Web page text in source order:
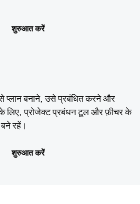
शुरुआत करें
प्लान बनाने, उसे प्रबंधित करने और
लिए, प्रोजेक्ट प्रबंधन टूल और फ़ीचर के
रहें।
शुरुआत करें